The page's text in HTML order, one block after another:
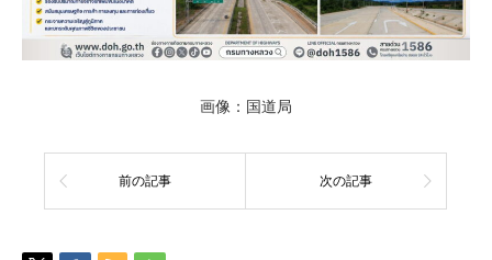
画像：国道局
前の記事 次の記事